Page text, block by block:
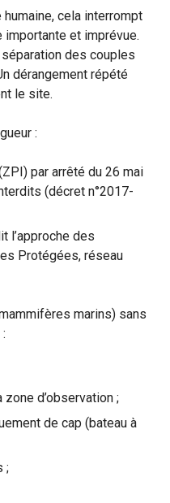
cela interrompt
importante et imprévue.
des couples
dérangement répété
le site.
:
par arrêté du 26 mai
(décret n°2017-
l’approche des
Protégées, réseau
marins) sans
d’observation ;
de cap (bateau à
;